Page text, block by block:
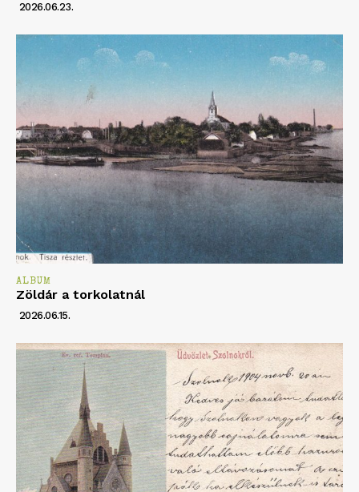
2026.06.23.
ALBUM
Zöldár a torkolatnál
2026.06.15.